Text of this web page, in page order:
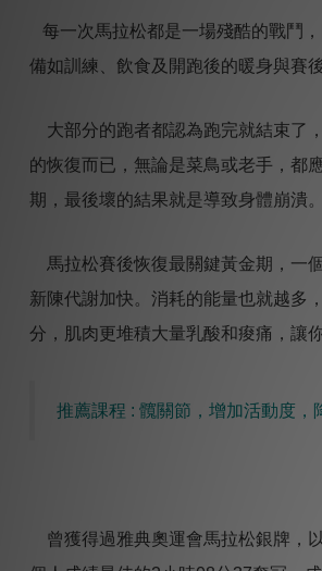
每一次馬拉松都是一場殘酷的戰鬥
備如訓練、飲食及開跑後的暖身與賽
大部分的跑者都認為跑完就結束了
的恢復而已，無論是菜鳥或老手，都
期，最後壞的結果就是導致身體崩潰。
馬拉松賽後恢復最關鍵黃金期，一
新陳代謝加快。消耗的能量也就越多
分，肌肉更堆積大量乳酸和痠痛，讓
推薦課程 : 髖關節，增加活動度
曾獲得過雅典奧運會馬拉松銀牌，